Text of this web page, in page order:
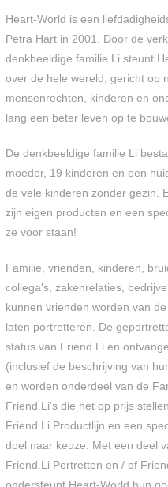
Heart-World is een
Petra Hart in 2001. Door de
denkbeeldige familie Li steunt
over de hele wereld, gericht op
mensenrechten, kinderen en
lang een ​​beter leven op te
De denkbeeldige familie Li
moeder, 19 kinderen en een
de vele kinderen zonder gezin.
zijn eigen producten en een
ze voor staan!
Familie, vrienden, kinderen,
collega's, zakenrelaties,
kunnen vrienden worden van
laten portretteren. De
status van Friend.Li en
(inclusief de beschrijving van
en worden onderdeel van de
Friend.Li's die het op prijs
Friend.Li Productlijn en een
doel naar keuze. Met een deel
Friend.Li Portretten en / of